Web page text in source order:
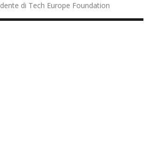
di Tech Europe Foundation